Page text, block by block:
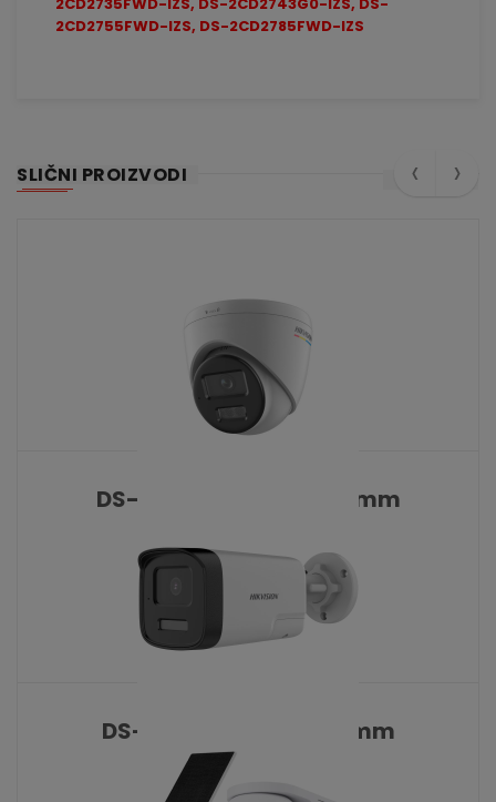
2CD2755FWD-IZS, DS-2CD2785FWD-IZS
SLIČNI PROIZVODI
DS-2CD1327G3-LIU 2.8 mm
DS-2CE17U0T-LTS 2.8 mm
KATALOŠKI BROJ: 10471
‹ ›